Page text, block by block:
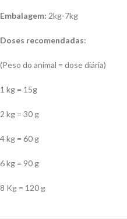
Embalagem: 2kg-7kg
Doses recomendadas:
(Peso do animal = dose diária)
1 kg = 15g
2 kg = 30 g
4 kg = 60 g
6 kg = 90 g
8 Kg = 120 g